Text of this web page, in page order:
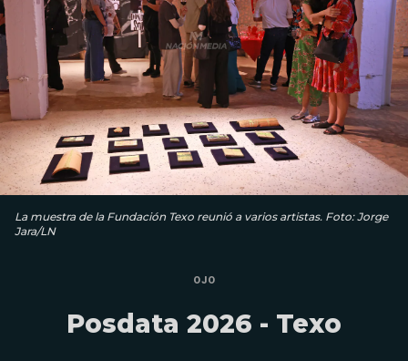
La muestra de la Fundación Texo reunió a varios artistas. Foto: Jorge
Jara/LN
OJO
Posdata 2026 - Texo